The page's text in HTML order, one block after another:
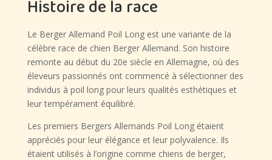
Histoire de la race
Le Berger Allemand Poil Long est une variante de la
célèbre race de chien Berger Allemand. Son histoire
remonte au début du 20e siècle en Allemagne, où des
éleveurs passionnés ont commencé à sélectionner des
individus à poil long pour leurs qualités esthétiques et
leur tempérament équilibré.
Les premiers Bergers Allemands Poil Long étaient
appréciés pour leur élégance et leur polyvalence. Ils
étaient utilisés à l’origine comme chiens de berger,